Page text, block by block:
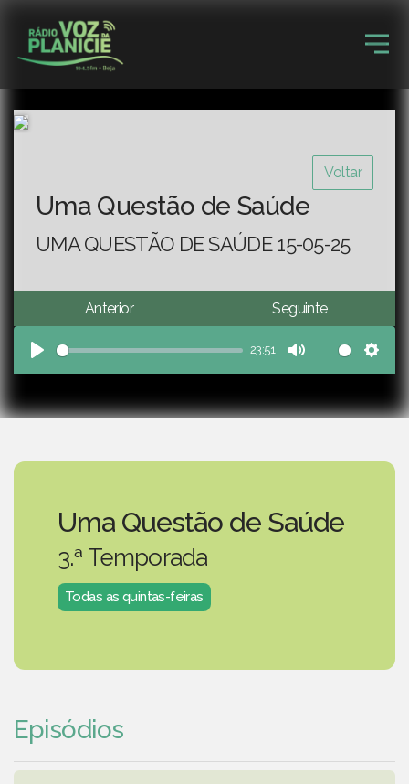
Voltar
Uma Questão de Saúde
UMA QUESTÃO DE SAÚDE 15-05-25
Anterior Seguinte
Play
23:51
Mute
Uma Questão de Saúde
3.ª Temporada
Todas as quintas-feiras
Episódios